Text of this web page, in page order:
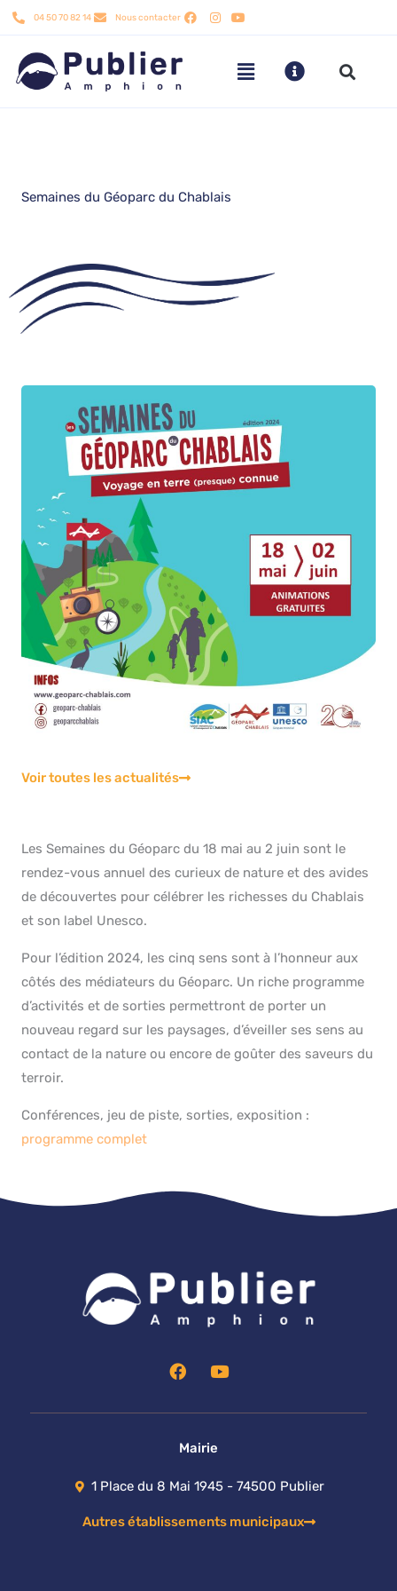
Aller
contenu
04 50 70 82 14 Nous contacter
Semaines du Géoparc du Chablais
Voir toutes les actualités
Les Semaines du Géoparc du 18 mai au 2 juin sont le
rendez-vous annuel des curieux de nature et des avides
de découvertes pour célébrer les richesses du Chablais
et son label Unesco.
Pour l’édition 2024, les cinq sens sont à l’honneur aux
côtés des médiateurs du Géoparc. Un riche programme
d’activités et de sorties permettront de porter un
nouveau regard sur les paysages, d’éveiller ses sens au
contact de la nature ou encore de goûter des saveurs du
terroir.
Conférences, jeu de piste, sorties, exposition :
programme complet
F
a
e
o
k
Y
o
t
Mairie
1 Place du 8 Mai 1945 - 74500 Publier
Autres établissements municipaux